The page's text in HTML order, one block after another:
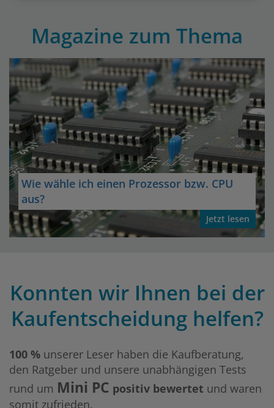
Magazine zum Thema
Wie wähle ich einen Prozessor bzw. CPU
aus?
Jetzt lesen
Konnten wir Ihnen bei der
Kaufentscheidung helfen?
100 % unserer Leser haben die Kaufberatung,
den Ratgeber und unsere unabhängigen Tests
rund um Mini PC positiv bewertet und waren
somit zufrieden.